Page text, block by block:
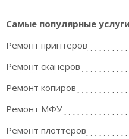
Самые популярные
Ремонт принтеров
Ремонт сканеров
Ремонт копиров
Ремонт МФУ
Ремонт плоттеров